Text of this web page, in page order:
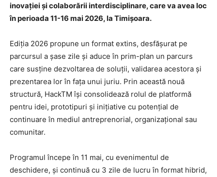
inovației și colaborării interdisciplinare, care va avea loc
în perioada 11-16 mai 2026, la Timișoara.
Ediția 2026 propune un format extins, desfășurat pe
parcursul a șase zile și aduce în prim-plan un parcurs
care susține dezvoltarea de soluții, validarea acestora și
prezentarea lor în fața unui juriu. Prin această nouă
structură, HackTM își consolidează rolul de platformă
pentru idei, prototipuri și inițiative cu potențial de
continuare în mediul antreprenorial, organizațional sau
comunitar.
Programul începe în 11 mai, cu evenimentul de
deschidere, și continuă cu 3 zile de lucru în format hibrid,